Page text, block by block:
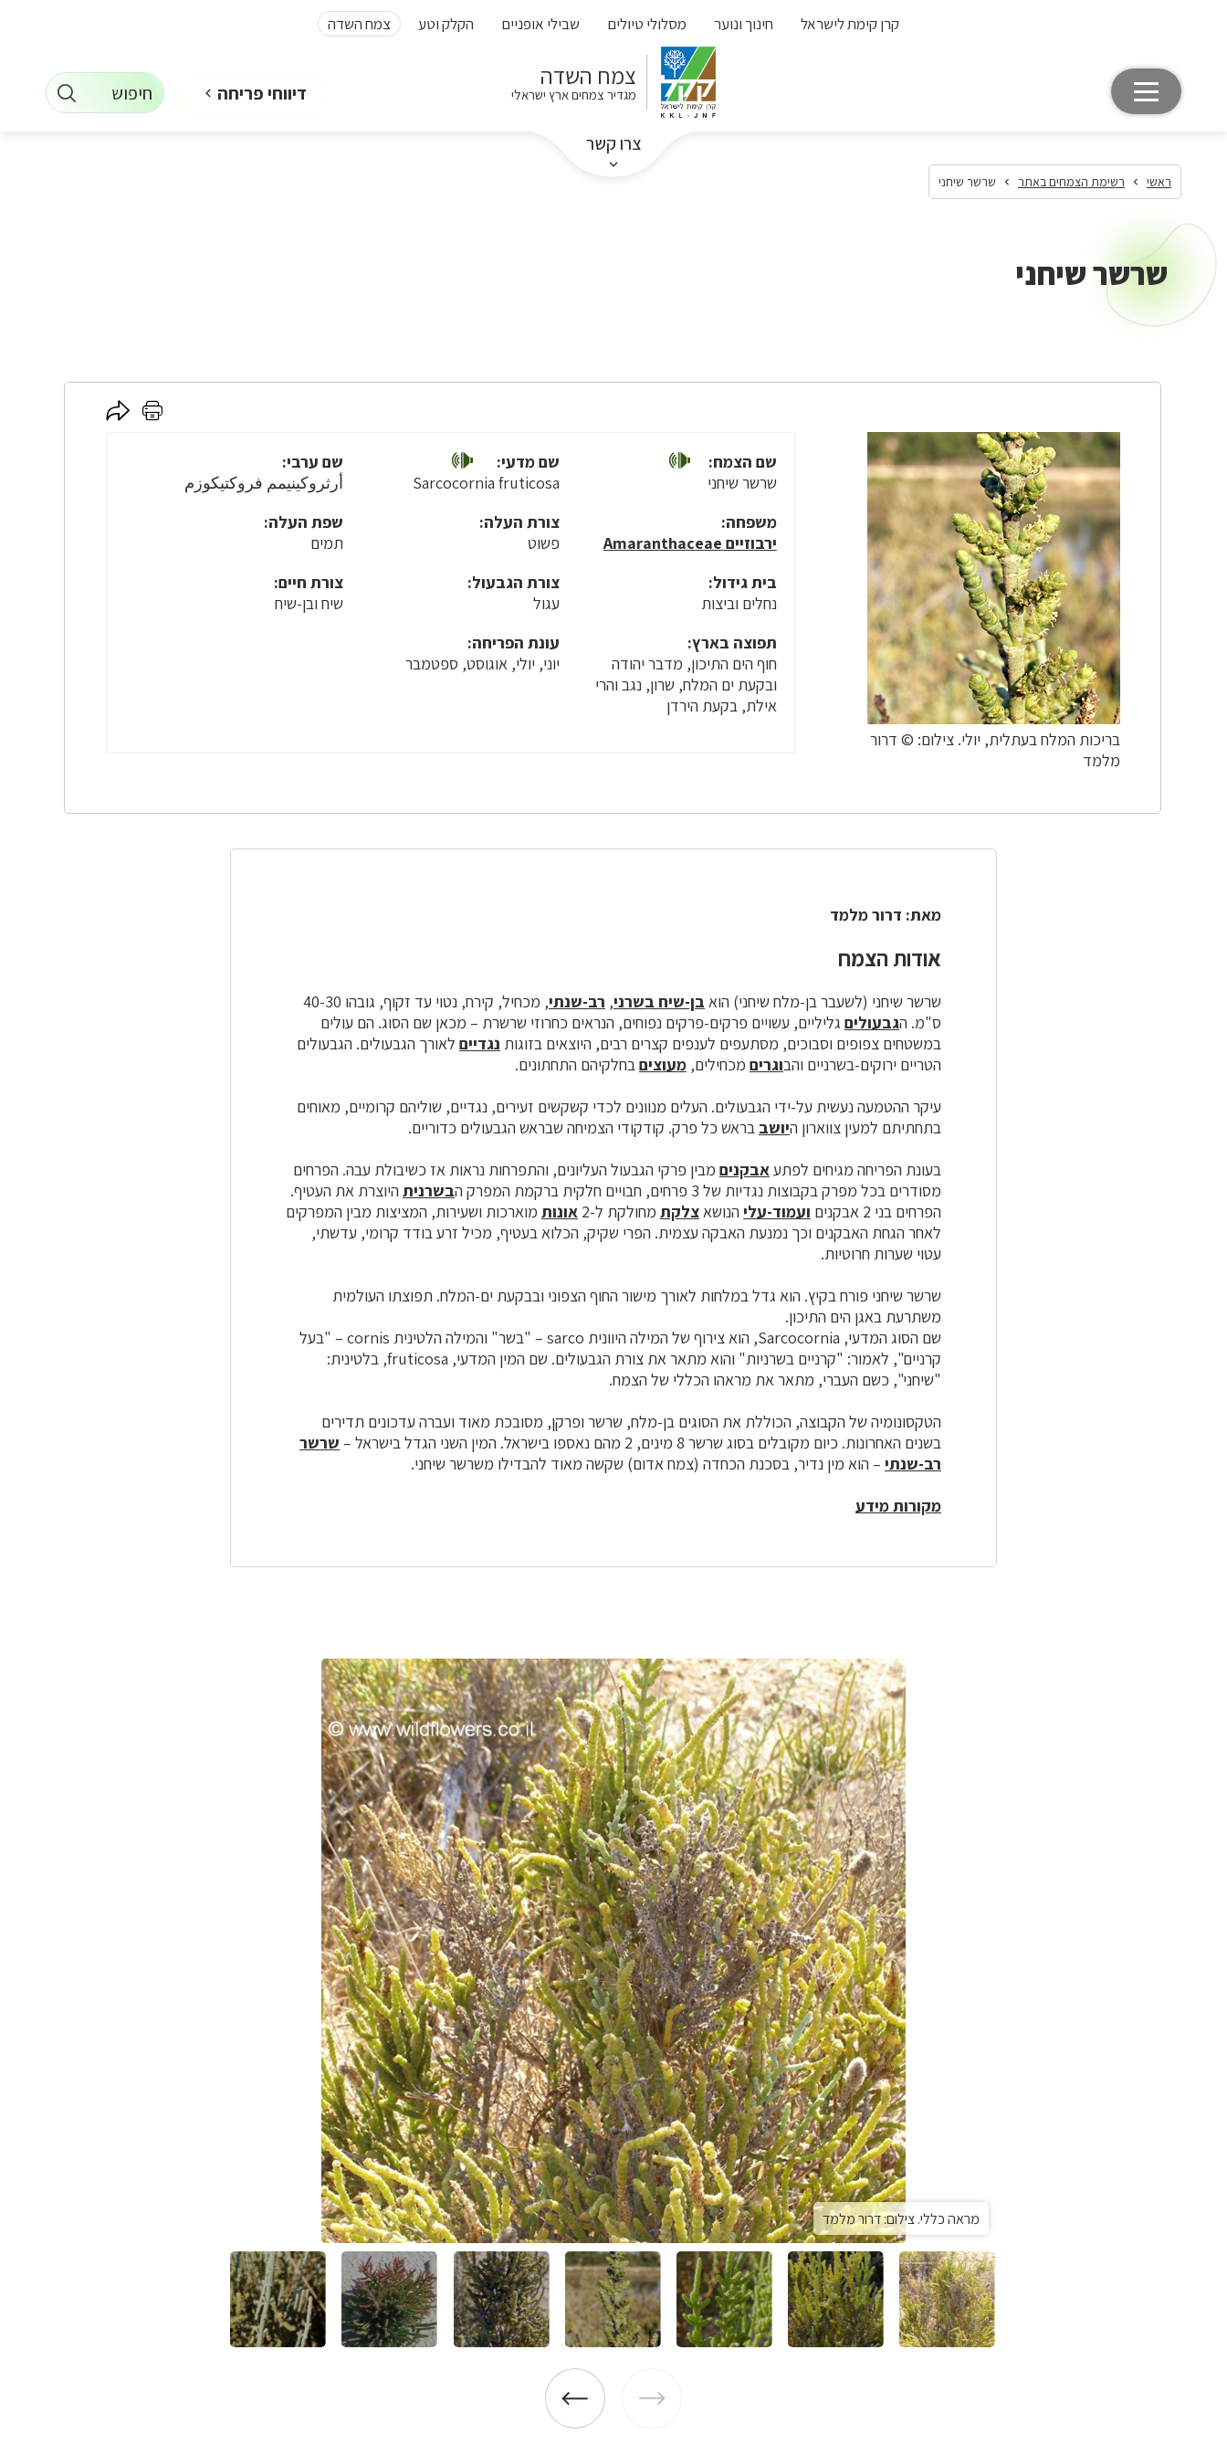
קרן קימת לישראל חינוך ונוער מסלולי טיולים שבילי אופניים הקלק וטע צמח השדה
צמח השדה
מגדיר צמחים ארץ ישראלי
צרו קשר
דיווחי פריחה חיפוש
ראשי רשימת הצמחים באתר שרשר שיחני
שרשר שיחני
בריכות המלח בעתלית, יולי. צילום: © דרור
מלמד
לחץ
לחץ
שם הצמח:
שרשר שיחני
שם מדעי:
Sarcocornia fruticosa
שם ערבי:
أرثروكينيمم فروكتيكوزم
משפחה:
ירבוזיים Amaranthaceae
צורת העלה:
פשוט
שפת העלה:
תמים
בית גידול:
נחלים וביצות
צורת הגבעול:
עגול
צורת חיים:
שיח ובן-שיח
תפוצה בארץ:
חוף הים התיכון, מדבר יהודה
ובקעת ים המלח, שרון, נגב והרי
אילת, בקעת הירדן
עונת הפריחה:
יוני, יולי, אוגוסט, ספטמבר
מאת: דרור מלמד
אודות הצמח
שרשר שיחני (לשעבר בן-מלח שיחני) הוא בן-שיח בשרני, רב-שנתי
, מכחיל, קירח, נטוי עד זקוף, גובהו 40-30
ס"מ. הגבעולים גליליים, עשויים פרקים-פרקים נפוחים, הנראים כחרוזי שרשרת – מכאן שם הסוג. הם עולים
במשטחים צפופים וסבוכים, מסתעפים לענפים קצרים רבים, היוצאים בזוגות נגדיים לאורך הגבעולים. הגבעולים
הטריים ירוקים-בשרניים והבוגרים מכחילים, מעוציםבחלקיהם התחתונים.
עיקר ההטמעה נעשית על-ידי הגבעולים. העלים מנוונים לכדי קשקשים זעירים, נגדיים, שוליהם קרומיים, מאוחים
בתחתיתם למעין צווארון היושב בראש כל פרק. קודקודי הצמיחה שבראש הגבעולים כדוריים.
בעונת הפריחה מגיחים לפתעאבקנים מבין פרקי הגבעול העליונים, והתפרחות נראות אז כשיבולת עבה. הפרחים
מסודרים בכל מפרק בקבוצות נגדיות של 3 פרחים, חבויים חלקית ברקמת המפרק ה
בשרנית היוצרת את העטיף.
הפרחים בני 2 אבקנים
ועמוד-עלי הנושאצלקת מחולקת ל-2 אונות מוארכות ושעירות, המציצות מבין המפרקים
לאחר הגחת האבקנים וכך נמנעת האבקה עצמית. הפרי שקיק, הכלוא בעטיף, מכיל זרע בודד קרומי, עדשתי,
עטוי שערות חרוטיות.
שרשר שיחני פורח בקיץ. הוא גדל במלחות לאורך מישור החוף הצפוני ובבקעת ים-המלח. תפוצתו העולמית
משתרעת באגן הים התיכון.
שם הסוג המדעי, Sarcocornia, הוא צירוף של המילה היוונית sarco – "בשר" והמילה הלטינית cornis – "בעל
קרניים", לאמור: "קרניים בשרניות" והוא מתאר את צורת הגבעולים. שם המין המדעי, fruticosa, בלטינית:
"שיחני", כשם העברי, מתאר את מראהו הכללי של הצמח.
הטקסונומיה של הקבוצה, הכוללת את הסוגים בן-מלח, שרשר ופרקן, מסובכת מאוד ועברה עדכונים תדירים
בשנים האחרונות. כיום מקובלים בסוג שרשר 8 מינים, 2 מהם נאספו בישראל. המין השני הגדל בישראל –
שרשר
רב-שנתי – הוא מין נדיר, בסכנת הכחדה (צמח אדום) שקשה מאוד להבדילו משרשר שיחני.
מקורות מידע
מראה כללי. צילום: דרור מלמד